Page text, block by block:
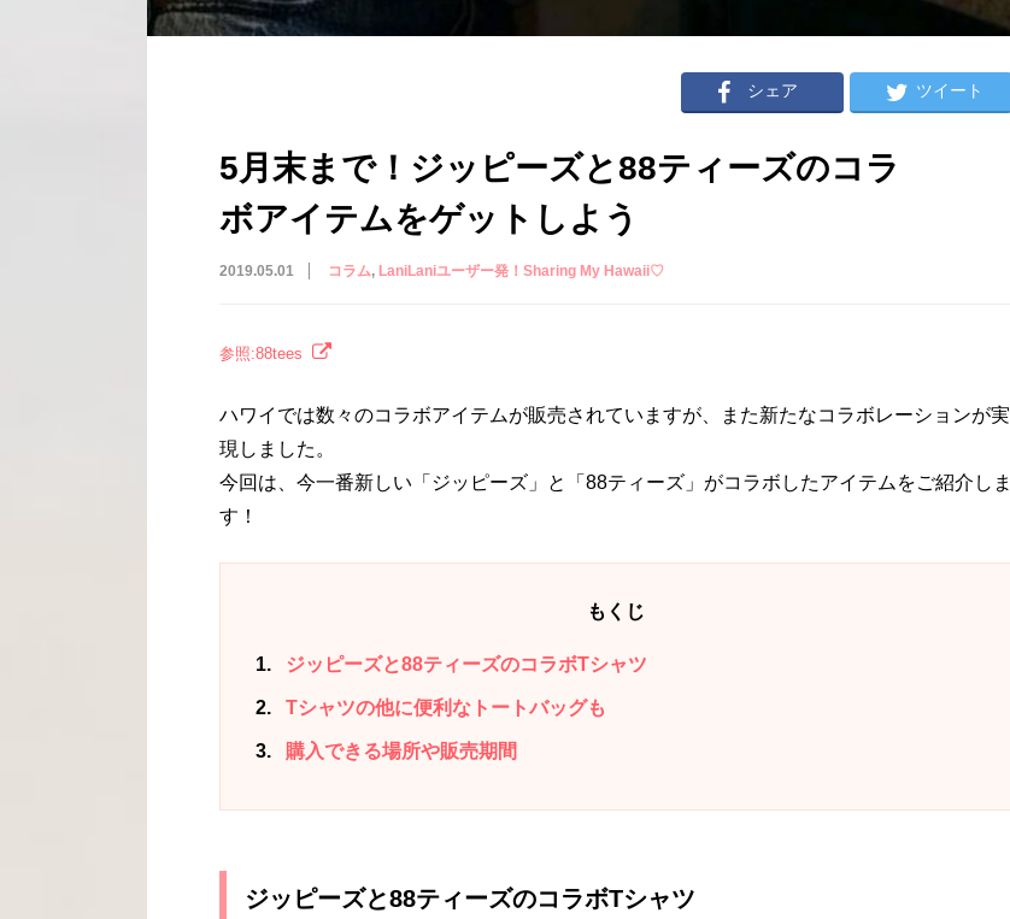
シェア ツイート
5月末まで！ジッピーズと88ティーズのコラ
ボアイテムをゲットしよう
2019.05.01 コラム LaniLaniユーザー発！Sharing My Hawaii♡
参照:88tees
ハワイでは数々のコラボアイテムが販売されていますが、また新たなコラボレーションが実
現しました。
今回は、今一番新しい「ジッピーズ」と「88ティーズ」がコラボしたアイテムをご紹介しま
す！
もくじ
1 ジッピーズと88ティーズのコラボTシャツ
2 Tシャツの他に便利なトートバッグも
3 購入できる場所や販売期間
ジッピーズと88ティーズのコラボTシャツ